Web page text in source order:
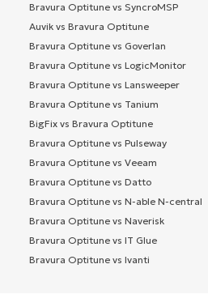
Bravura Optitune vs SyncroMSP
Auvik vs Bravura Optitune
Bravura Optitune vs Goverlan
Bravura Optitune vs LogicMonitor
Bravura Optitune vs Lansweeper
Bravura Optitune vs Tanium
BigFix vs Bravura Optitune
Bravura Optitune vs Pulseway
Bravura Optitune vs Veeam
Bravura Optitune vs Datto
Bravura Optitune vs N-able N-central
Bravura Optitune vs Naverisk
Bravura Optitune vs IT Glue
Bravura Optitune vs Ivanti